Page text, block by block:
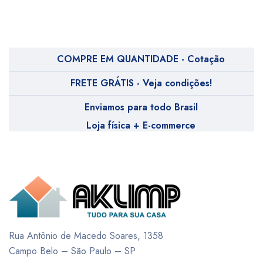
COMPRE EM QUANTIDADE - Cotação
FRETE GRÁTIS - Veja condições!
Enviamos para todo Brasil
Loja física + E-commerce
Rua Antônio de Macedo Soares, 1358
Campo Belo – São Paulo – SP